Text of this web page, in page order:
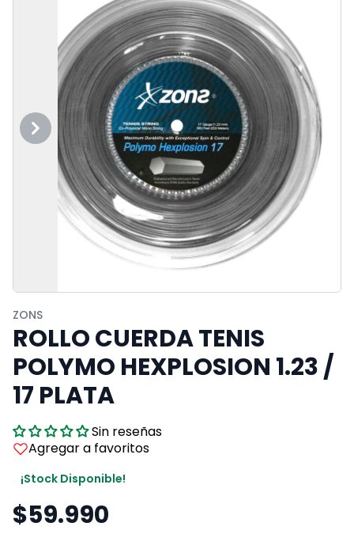
Previous
Next
ZONS
ROLLO CUERDA TENIS
POLYMO HEXPLOSION 1.23 /
17 PLATA
Sin reseñas
Agregar a favoritos
¡Stock Disponible!
$59.990